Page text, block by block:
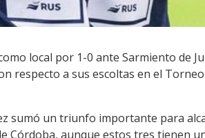
local por 1-0 ante Sarmiento de
respecto a sus escoltas en el
sumó un triunfo importante para
Córdoba, aunque estos tres tienen